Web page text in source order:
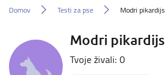
Domov Testi za pse Modri
Modri
Tvoje živali: 0